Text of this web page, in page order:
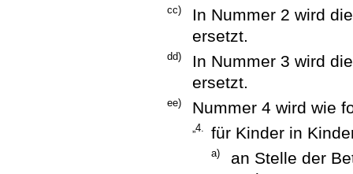
cc)
In Nummer 2 wird
ersetzt.
dd)
In Nummer 3 wird
ersetzt.
ee) Nummer 4 wird wie
„4. für Kinder in
a)
an Stelle der